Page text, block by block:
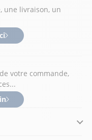
une livraison, un
votre commande,